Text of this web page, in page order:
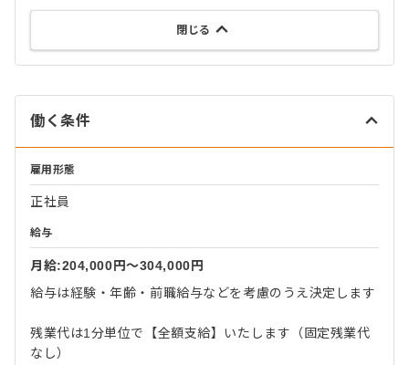
閉じる
働く条件
雇用形態
正社員
給与
月給:204,000円〜304,000円
給与は経験・年齢・前職給与などを考慮のうえ決定します
残業代は1分単位で【全額支給】いたします（固定残業代
なし）